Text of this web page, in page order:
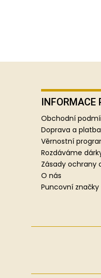
INFORMACE
Obchodní
Doprava a platba
Věrnostní
Rozdáváme
Zásady ochrany
O nás
Puncovní značky